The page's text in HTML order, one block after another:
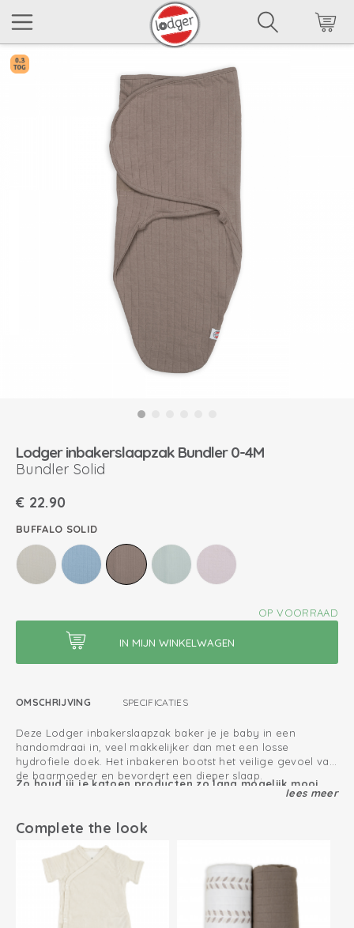
Lodger inbakerslaapzak Bundler 0-4M
Bundler Solid
€ 22.90
BUFFALO SOLID
OP VOORRAAD
OMSCHRIJVING SPECIFICATIES
Deze Lodger inbakerslaapzak baker je je baby in een
handomdraai in, veel makkelijker dan met een losse
hydrofiele doek. Het inbakeren bootst het veilige gevoel van
de baarmoeder en bevordert een dieper slaap.
Door de armpjes in te bakeren voorkom je dat je newborn
eenvoudig aan te passen. De dubbellaagse band zorgt voor
een veilige en comfortabele pasvorm, zodat je baby zich
geborgen voelt.
Zo houd jij je katoen producten zo lang mogelijk mooi
Direct vanaf de geboorte te gebruiken
Oeko-Tex gecertificeerd: vrij van schadelijke stoffen
Bootst veilige gevoel van in de buik na
100% biologisch katoen; ademend en zacht
lees meer
Complete the look